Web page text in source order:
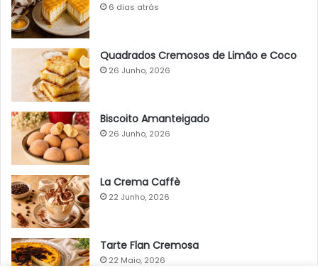
6 dias atrás
Quadrados Cremosos de Limão e Coco
26 Junho, 2026
Biscoito Amanteigado
26 Junho, 2026
La Crema Caffè
22 Junho, 2026
Tarte Flan Cremosa
22 Maio, 2026